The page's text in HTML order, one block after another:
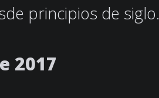
principios de siglo.
2017